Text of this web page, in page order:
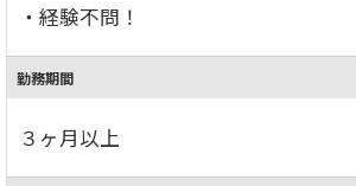
・経験不問！
勤務期間
３ヶ月以上